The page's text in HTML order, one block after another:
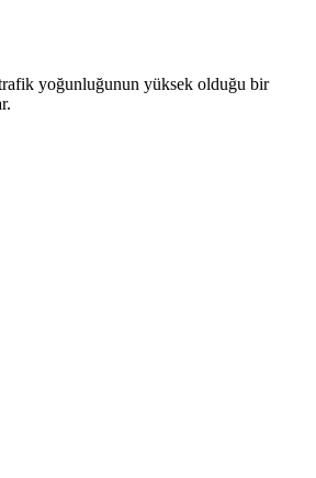
yoğunluğunun yüksek olduğu bir